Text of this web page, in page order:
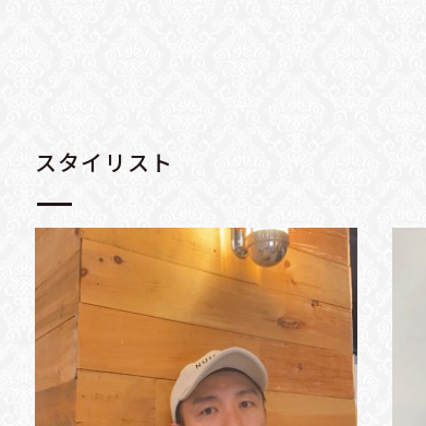
スタイリスト